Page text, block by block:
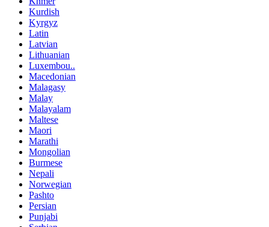
Kurdish
Kyrgyz
Latin
Latvian
Lithuanian
Luxembou..
Macedonian
Malagasy
Malay
Malayalam
Maltese
Maori
Marathi
Mongolian
Burmese
Nepali
Norwegian
Pashto
Persian
Punjabi